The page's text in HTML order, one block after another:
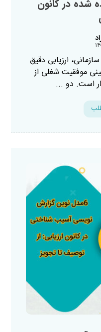
شده در کانون
ارزیابی دقیق
موفقیت شغلی از
است. دو ...